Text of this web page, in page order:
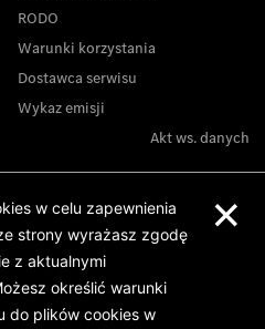
RODO
Warunki korzystania
Dostawca serwisu
Wykaz emisji
Akt ws. danych
w celu zapewnienia
strony wyrażasz zgodę
z aktualnymi
określić warunki
do plików cookies w
×